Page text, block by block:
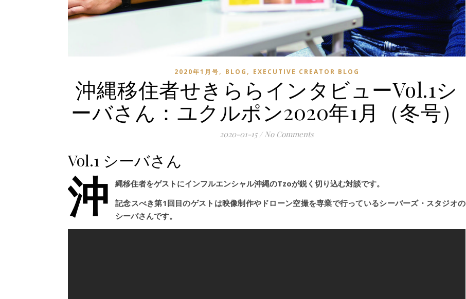
2020年1月号, BLOG , EXECUTIVE CREATOR BLOG
沖縄移住者せきららインタビューVol.1シ
ーバさん：ユクルポン2020年1月（冬号）
2020-01-15 / No Comments
Vol.1 シーバさん
沖
縄移住者をゲストにインフルエンシャル沖縄のTzoが鋭く切り込む対談です。
記念スべき第1回目のゲストは映像制作やドローン空撮を専業で行っているシーバーズ・スタジオの
シーバさんです。